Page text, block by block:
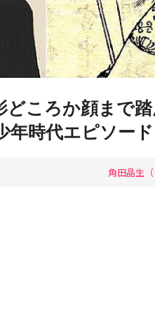
ころか顔まで
時代エピソード
角田晶生（